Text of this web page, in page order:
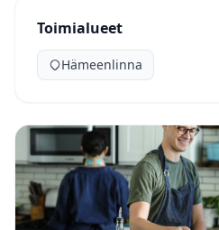
Toimialueet
Hämeenlinna